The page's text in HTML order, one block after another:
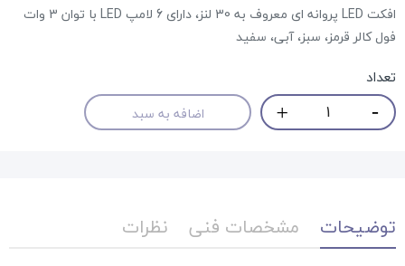
افکت LED پروانه ای معروف به 30 لنز، دارای 6 لامپ LED با توان 3 وات
فول کالر قرمز، سبز، آبی، سفید
تعداد
اضافه به سبد
توضیحات مشخصات فنی نظرات